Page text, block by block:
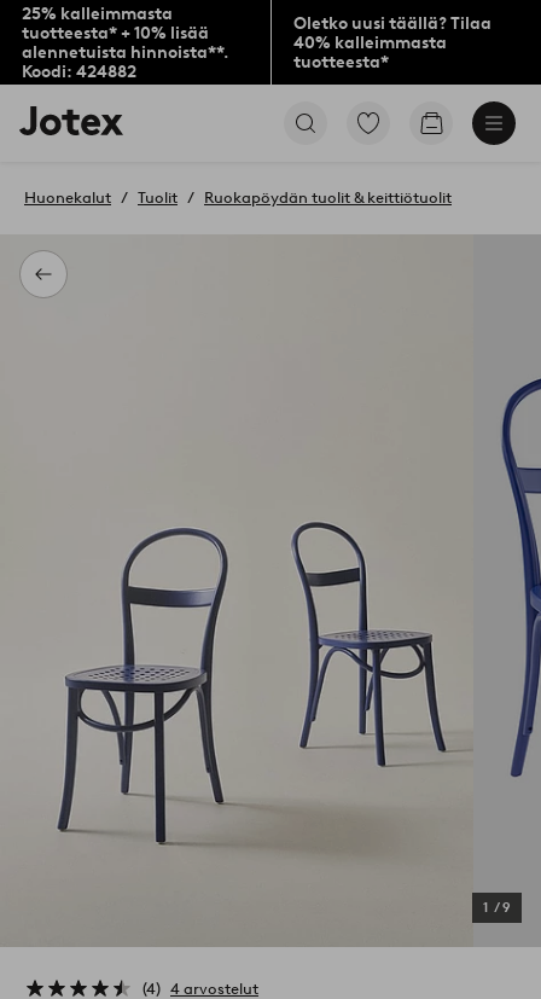
25% kalleimmasta
tuotteesta* + 10% lisää
alennetuista hinnoista**.
Koodi: 424882
Oletko uusi täällä? Tilaa
40% kalleimmasta
tuotteesta*
Jotex-
logo
aloitussivulle
Siirry
Siirry
Takaisin
Huonekalut Tuolit Ruokapöydän tuolit & keittiötuolit
1 /9
4 4 arvostelut